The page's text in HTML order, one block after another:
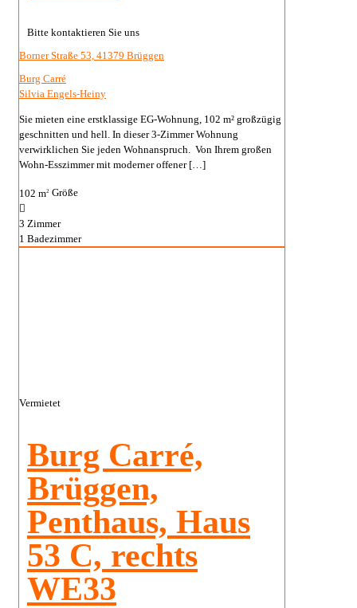
Bitte kontaktieren Sie uns
Borner Straße 53, 41379 Brüggen
Burg Carré
Silvia Engels-Heiny
Sie mieten eine erstklassige EG-Wohnung, 102 m² großzügig
geschnitten und hell. In dieser 3-Zimmer Wohnung
verwirklichen Sie jeden Wohnanspruch. Von Ihrem großen
Wohn-Esszimmer mit moderner offener[…]
102 m2 Größe
3 Zimmer
1 Badezimmer
Vermietet
Burg Carré,
Brüggen,
Penthaus, Haus
53 C, rechts
WE33